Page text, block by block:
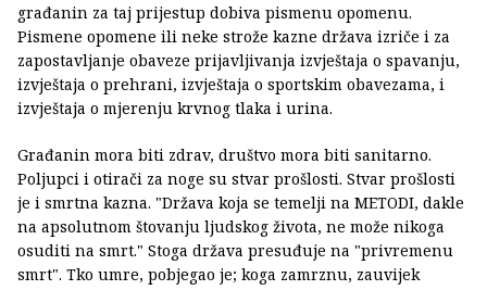
građanin za taj prijestup dobiva pismenu opomenu.
Pismene opomene ili neke strože kazne država izriče i za
zapostavljanje obaveze prijavljivanja izvještaja o spavanju,
izvještaja o prehrani, izvještaja o sportskim obavezama, i
izvještaja o mjerenju krvnog tlaka i urina.
Građanin mora biti zdrav, društvo mora biti sanitarno.
Poljupci i otirači za noge su stvar prošlosti. Stvar prošlosti
je i smrtna kazna. "Država koja se temelji na METODI, dakle
na apsolutnom štovanju ljudskog života, ne može nikoga
osuditi na smrt." Stoga država presuđuje na "privremenu
smrt". Tko umre, pobjegao je; koga zamrznu, zauvijek